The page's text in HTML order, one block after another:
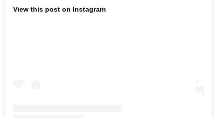
View this post on Instagram